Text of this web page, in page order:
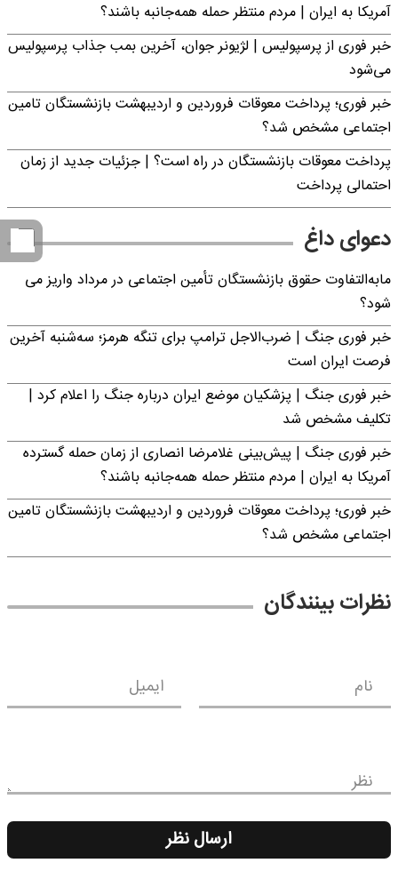
آمریکا به ایران | مردم منتظر حمله همه‌جانبه باشند؟
خبر فوری از پرسپولیس | لژیونر جوان، آخرین بمب جذاب پرسپولیس
می‌شود
خبر فوری؛ پرداخت معوقات فروردین و اردیبهشت بازنشستگان تامین
اجتماعی مشخص شد؟
پرداخت معوقات بازنشستگان در راه است؟ | جزئیات جدید از زمان
احتمالی پرداخت
دعوای داغ
مابه‌التفاوت حقوق بازنشستگان تأمین اجتماعی در مرداد واریز می
شود؟
خبر فوری جنگ | ضرب‌الاجل ترامپ برای تنگه هرمز؛ سه‌شنبه آخرین
فرصت ایران است
خبر فوری جنگ | پزشکیان موضع ایران درباره جنگ را اعلام کرد |
تکلیف مشخص شد
خبر فوری جنگ | پیش‌بینی غلامرضا انصاری از زمان حمله گسترده
آمریکا به ایران | مردم منتظر حمله همه‌جانبه باشند؟
خبر فوری؛ پرداخت معوقات فروردین و اردیبهشت بازنشستگان تامین
اجتماعی مشخص شد؟
نظرات بینندگان
نام ایمیل
نظر
ارسال نظر